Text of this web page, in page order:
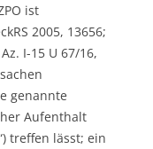
ist
2005, 13656;
I-15 U 67/16,
genannte
Aufenthalt
treffen lässt; ein